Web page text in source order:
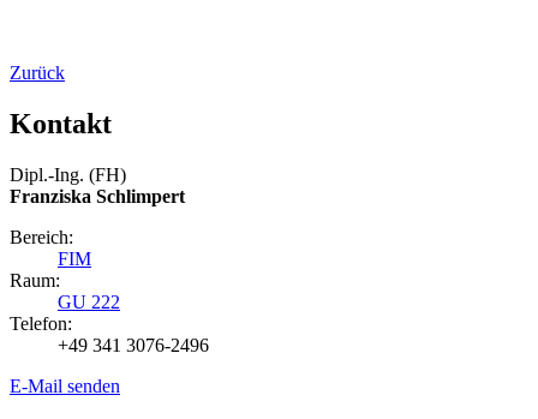
Zurück
Kontakt
Dipl.-Ing. (FH)
Franziska Schlimpert
Bereich:
FIM
Raum:
GU 222
Telefon:
+49 341 3076-2496
E-Mail senden